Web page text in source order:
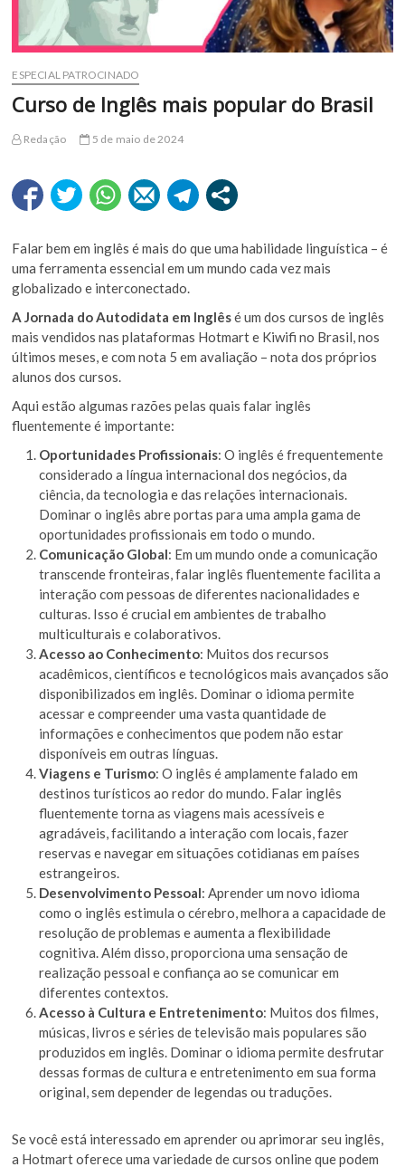
ESPECIAL PATROCINADO
Curso de Inglês mais popular do Brasil
Redação 5 de maio de 2024
Falar bem em inglês é mais do que uma habilidade linguística – é
uma ferramenta essencial em um mundo cada vez mais
globalizado e interconectado.
A Jornada do Autodidata em Inglêsé um dos cursos de inglês
mais vendidos nas plataformas Hotmart e Kiwifi no Brasil, nos
últimos meses, e com nota 5 em avaliação – nota dos próprios
alunos dos cursos.
Aqui estão algumas razões pelas quais falar inglês
fluentemente é importante:
Oportunidades Profissionais: O inglês é frequentemente
considerado a língua internacional dos negócios, da
ciência, da tecnologia e das relações internacionais.
Dominar o inglês abre portas para uma ampla gama de
oportunidades profissionais em todo o mundo.
Comunicação Global: Em um mundo onde a comunicação
transcende fronteiras, falar inglês fluentemente facilita a
interação com pessoas de diferentes nacionalidades e
culturas. Isso é crucial em ambientes de trabalho
multiculturais e colaborativos.
Acesso ao Conhecimento: Muitos dos recursos
acadêmicos, científicos e tecnológicos mais avançados são
disponibilizados em inglês. Dominar o idioma permite
acessar e compreender uma vasta quantidade de
informações e conhecimentos que podem não estar
disponíveis em outras línguas.
Viagens e Turismo: O inglês é amplamente falado em
destinos turísticos ao redor do mundo. Falar inglês
fluentemente torna as viagens mais acessíveis e
agradáveis, facilitando a interação com locais, fazer
reservas e navegar em situações cotidianas em países
estrangeiros.
Desenvolvimento Pessoal: Aprender um novo idioma
como o inglês estimula o cérebro, melhora a capacidade de
resolução de problemas e aumenta a flexibilidade
cognitiva. Além disso, proporciona uma sensação de
realização pessoal e confiança ao se comunicar em
diferentes contextos.
Acesso à Cultura e Entretenimento: Muitos dos filmes,
músicas, livros e séries de televisão mais populares são
produzidos em inglês. Dominar o idioma permite desfrutar
dessas formas de cultura e entretenimento em sua forma
original, sem depender de legendas ou traduções.
Se você está interessado em aprender ou aprimorar seu inglês,
a Hotmart oferece uma variedade de cursos online que podem